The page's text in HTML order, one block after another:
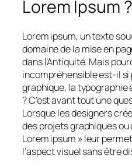
Lorem Ipsum ?
Lorem ipsum, un texte
domaine de la mise en
dans l’Antiquité. Mais
incompréhensible est-il si
graphique, la typographie
? C’est avant tout une
Lorsque les designers
des projets graphiques ou
Lorem ipsum » leur
l’aspect visuel sans être